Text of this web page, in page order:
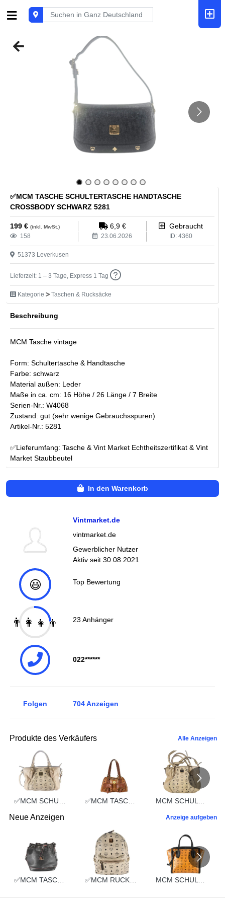
✅MCM TASCHE SCHULTERTASCHE HANDTASCHE
CROSSBODY SCHWARZ 5281
199 € (inkl. MwSt.) 6,9€ Gebraucht
158 23.06.2026 ID: 4360
51373 Leverkusen
Lieferzeit: 1 – 3 Tage, Express 1 Tag
Kategorie Taschen & Rucksäcke
Beschreibung
MCM Tasche vintage
Form: Schultertasche & Handtasche
Farbe: schwarz
Material außen: Leder
Maße in ca. cm: 16 Höhe / 26 Länge / 7 Breite
Serien-Nr.: W4068
Zustand: gut (sehr wenige Gebrauchsspuren)
Artikel-Nr.: 5281
✅Lieferumfang: Tasche & Vint Market Echtheitszertifikat & Vint
Market Staubbeutel
In den Warenkorb
Vintmarket.de
vintmarket.de
Gewerblicher Nutzer
Aktiv seit 30.08.2021
😃 Top Bewertung
👨‍👩‍👧‍👦 23 Anhänger
022******
Folgen 704Anzeigen
Produkte des Verkäufers Alle Anzeigen
Neue Anzeigen Anzeige aufgeben